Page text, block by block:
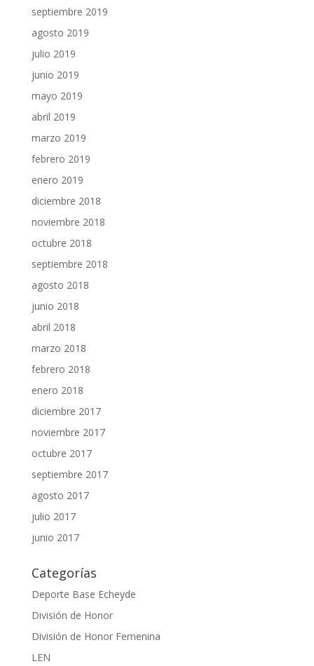
septiembre 2019
agosto 2019
julio 2019
junio 2019
mayo 2019
abril 2019
marzo 2019
febrero 2019
enero 2019
diciembre 2018
noviembre 2018
octubre 2018
septiembre 2018
agosto 2018
junio 2018
abril 2018
marzo 2018
febrero 2018
enero 2018
diciembre 2017
noviembre 2017
octubre 2017
septiembre 2017
agosto 2017
julio 2017
junio 2017
Categorías
Deporte Base Echeyde
División de Honor
División de Honor Femenina
LEN